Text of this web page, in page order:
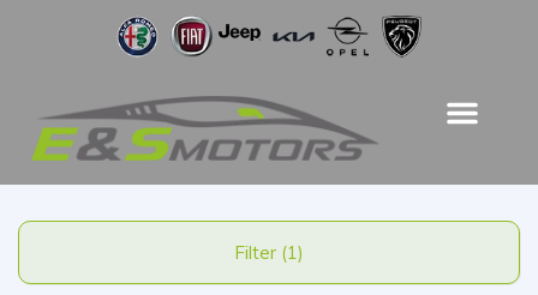
Filter (1)